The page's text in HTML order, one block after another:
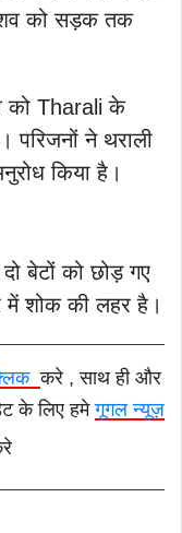
शव को सड़क तक
को Tharali के
परिजनों ने थराली
किया है।
बेटों को छोड़ गए
में शोक की लहर है।
करे , साथ ही और
के लिए हमेगूगल न्यूज़